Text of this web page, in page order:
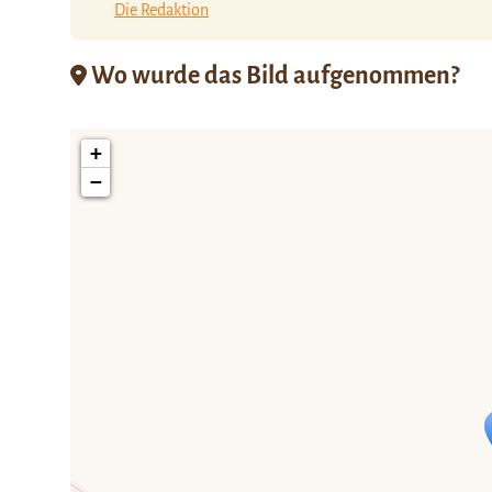
Die Redaktion
Wo wurde das Bild aufgenommen?
Travelers'
Wenn du dies siehst, nachdem
+
−